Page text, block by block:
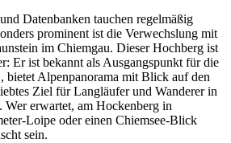
Datenbanken tauchen regelmäßig
prominent ist die Verwechslung mit
im Chiemgau. Dieser Hochberg ist
Er ist bekannt als Ausgangspunkt für die
Alpenpanorama mit Blick auf den
Ziel für Langläufer und Wanderer in
erwartet, am Hockenberg in
Loipe oder einen Chiemsee-Blick
sein.